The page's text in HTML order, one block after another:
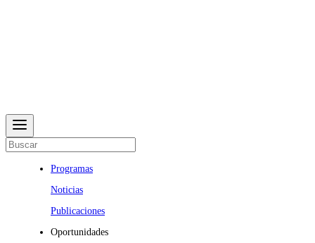
Programas
Noticias
Publicaciones
Oportunidades